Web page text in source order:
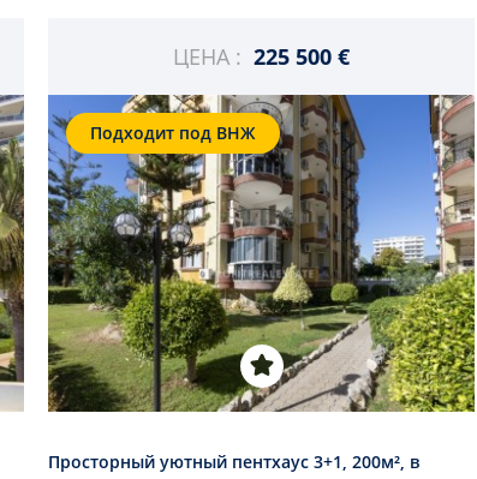
ЦЕНА : 225 500 €
Подходит под ВНЖ
Просторный уютный пентхаус 3+1, 200м², в